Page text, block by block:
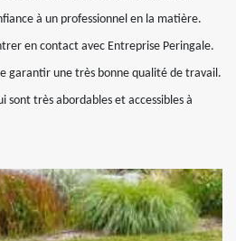
à un professionnel en la matière.
en contact avec Entreprise Peringale.
garantir une très bonne qualité de travail.
sont très abordables et accessibles à